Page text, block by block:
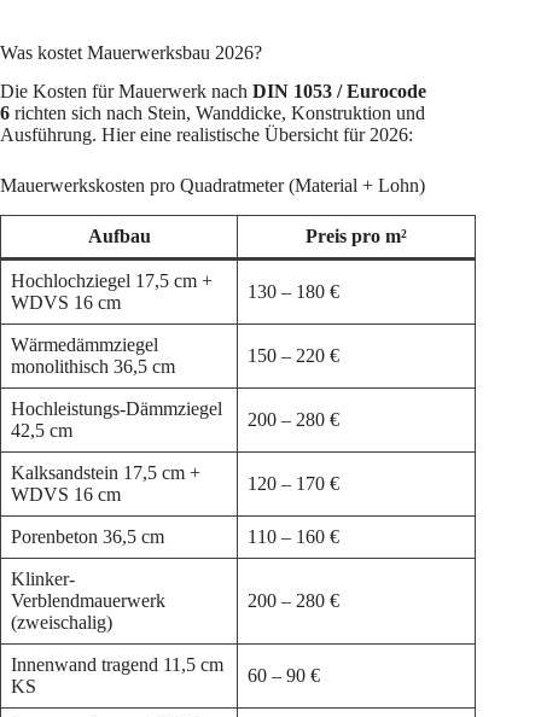
Was kostet Mauerwerksbau 2026?
Die Kosten für Mauerwerk nach DIN 1053 / Eurocode
6 richten sich nach Stein, Wanddicke, Konstruktion und
Ausführung. Hier eine realistische Übersicht für 2026:
Mauerwerkskosten pro Quadratmeter (Material + Lohn)
Aufbau Preis pro m²
Hochlochziegel 17,5 cm +
WDVS 16 cm
130 – 180 €
Wärmedämmziegel
monolithisch 36,5 cm
150 – 220 €
Hochleistungs-Dämmziegel
42,5 cm
200 – 280 €
Kalksandstein 17,5 cm +
WDVS 16 cm
120 – 170 €
Porenbeton 36,5 cm 110 – 160 €
Klinker-
Verblendmauerwerk
(zweischalig)
200 – 280 €
Innenwand tragend 11,5 cm
KS
60 – 90 €